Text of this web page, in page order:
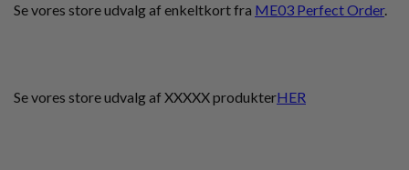
Se vores store udvalg af enkeltkort fra ME03 Perfect Order.
Se vores store udvalg af XXXXX produkterHER